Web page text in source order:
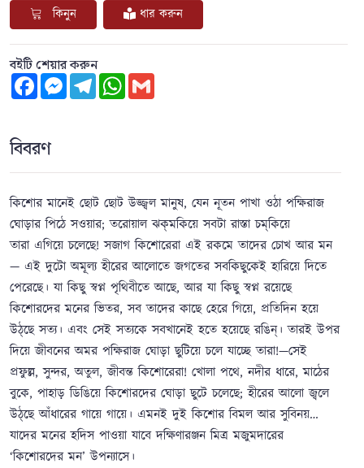
কিনুন ধার করুন
বইটি শেয়ার করুন
FacebookMessengerTelegramWhatsApp
বিবরণ
কিশোর মানেই ছোট ছোট উজ্জ্বল মানুষ, যেন নূতন পাখা ওঠা পক্ষিরাজ
ঘোড়ার পিঠে সওয়ার; তরোয়াল ঝক্‌মকিয়ে সবটা রাস্তা চম্‌কিয়ে
তারা এগিয়ে চলেছে! সজাগ কিশোরেরা এই রকমে তাদের চোখ আর মন
— এই দুটো অমূল্য হীরের আলোতে জগতের সবকিছুকেই হারিয়ে দিতে
পেরেছে। যা কিছু স্বপ্ন পৃথিবীতে আছে, আর যা কিছু স্বপ্ন রয়েছে
কিশোরদের মনের ভিতর, সব তাদের কাছে হেরে গিয়ে, প্রতিদিন হয়ে
উঠ্‌ছে সত্য। এবং সেই সত্যকে সবখানেই হতে হয়েছে রঙিন্‌। তারই উপর
দিয়ে জীবনের অমর পক্ষিরাজ ঘোড়া ছুটিয়ে চলে যাচ্ছে তারা!—সেই
প্রফুল্ল, সুন্দর, অতুল, জীবন্ত কিশোরেরা! খোলা পথে, নদীর ধারে, মাঠের
বুকে, পাহাড় ডিঙিয়ে কিশোরদের ঘোড়া ছুটে চলেছে; হীরের আলো জ্বলে
উঠ্‌ছে আঁধারের গায়ে গায়ে। এমনই দুই কিশোর বিমল আর সুবিনয়…
যাদের মনের হদিস পাওয়া যাবে দক্ষিণারঞ্জন মিত্র মজুমদারের
‘কিশোরদের মন’ উপন্যাসে।